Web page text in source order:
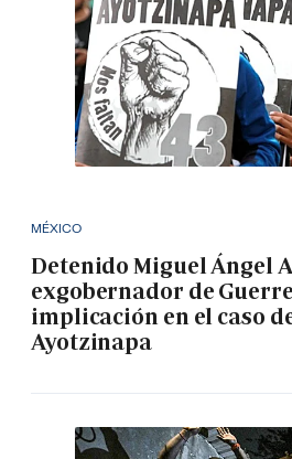
MÉXICO
Detenido Miguel Ángel
exgobernador de
implicación en el caso
Ayotzinapa